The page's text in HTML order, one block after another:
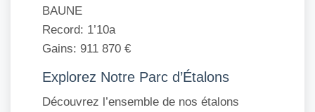
BAUNE
Record: 1’10a
Gains: 911 870 €
Explorez Notre Parc d’Étalons
Découvrez l’ensemble de nos étalons